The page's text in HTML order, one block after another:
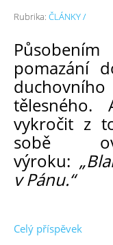
Rubrika: ČLÁNKY /
pomazání
tělesného.
vykročit z
sobě
výroku:
v Pánu.“
Celý příspěvek